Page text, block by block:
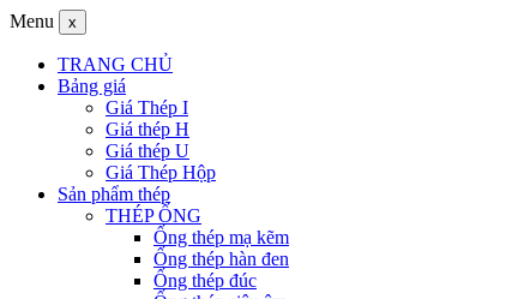
Menu x
TRANG CHỦ
Bảng giá
Giá Thép I
Giá thép H
Giá thép U
Giá Thép Hộp
Sản phẩm thép
THÉP ỐNG
Ống thép mạ kẽm
Ống thép hàn đen
Ống thép đúc